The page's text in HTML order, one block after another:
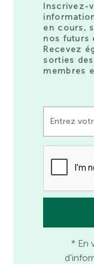
Inscrivez-
en cours,
nos futurs
Recevez
sorties
membres
* En